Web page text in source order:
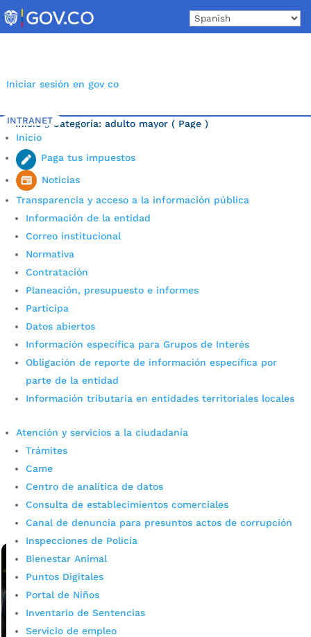
to
content
Iniciar sesión en gov co
INTRANET
Inicio
Paga tus impuestos
Noticias
Transparencia y acceso a la información pública
Información de la entidad
Correo institucional
Normativa
Contratación
Planeación, presupuesto e informes
Participa
Datos abiertos
Información específica para Grupos de Interés
Obligación de reporte de información específica por
parte de la entidad
Información tributaria en entidades territoriales locales
Atención y servicios a la ciudadanía
Trámites
Came
Centro de analítica de datos
Consulta de establecimientos comerciales
Canal de denuncia para presuntos actos de corrupción
Inspecciones de Policía
Bienestar Animal
Puntos Digitales
Portal de Niños
Inventario de Sentencias
Servicio de empleo
Inicio 5 Categoría: adulto mayor ( Page )
Última noticia.
Así funciona el reverdecimiento
de Bucaramanga con propósito
El Alcalde de Bucaramanga Jaime Andrés Beltrán,
continúa consolidando su compromiso con el
embellecimiento y recuperación del espacio público. Lo
anterior, enmarcado en la estrategia Segundas...
leer más